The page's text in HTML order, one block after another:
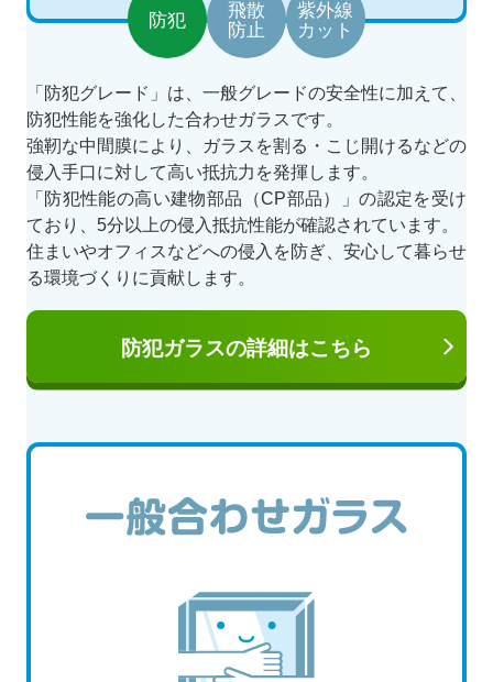
防犯
飛散
防止
紫外線
カット
「防犯グレード」は、一般グレードの安全性に加えて、
防犯性能を強化した合わせガラスです。
強靭な中間膜により、ガラスを割る・こじ開けるなどの
侵入手口に対して高い抵抗力を発揮します。
「防犯性能の高い建物部品（CP部品）」の認定を受け
ており、5分以上の侵入抵抗性能が確認されています。
住まいやオフィスなどへの侵入を防ぎ、安心して暮らせ
る環境づくりに貢献します。
防犯ガラスの詳細はこちら